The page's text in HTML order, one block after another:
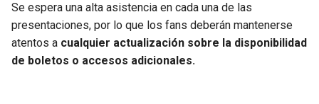
Se espera una alta asistencia en cada una de las
presentaciones, por lo que los fans deberán mantenerse
atentos a cualquier actualización sobre la disponibilidad
de boletos o accesos adicionales.